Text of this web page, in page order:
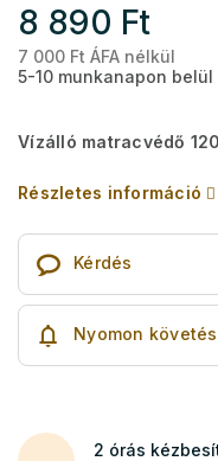
8 890 Ft
7 000 Ft ÁFA nélkül
5-10 munkanapon belül
Vízálló matracvédő
Részletes információ
Kérdés
Nyomon követés
2 órás